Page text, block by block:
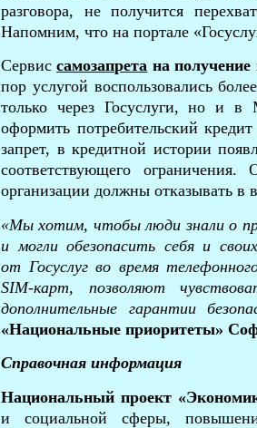
разговора, не получится
Напомним, что на портале
Сервиссамозапрета на получение
пор услугой воспользовались
только через Госуслуги, но и
оформить потребительский
запрет, в кредитной истории
соответствующего
организации должны отказывать в
«Мы хотим, чтобы люди знали о
и могли обезопасить себя и
от Госуслуг во время
SIM-карт, позволяют
дополнительные гарантии
«Национальные приоритеты»
Справочная информация
Национальный проект
и социальной сферы,